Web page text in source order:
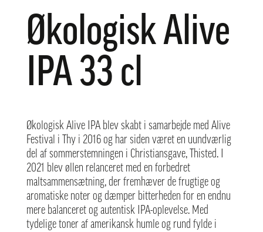
Økologisk Alive
IPA 33 cl
Økologisk Alive IPA blev skabt i samarbejde med Alive
Festival i Thy i 2016 og har siden været en uundværlig
del af sommerstemningen i Christiansgave, Thisted. I
2021 blev øllen relanceret med en forbedret
maltsammensætning, der fremhæver de frugtige og
aromatiske noter og dæmper bitterheden for en endnu
mere balanceret og autentisk IPA-oplevelse. Med
tydelige toner af amerikansk humle og rund fylde i